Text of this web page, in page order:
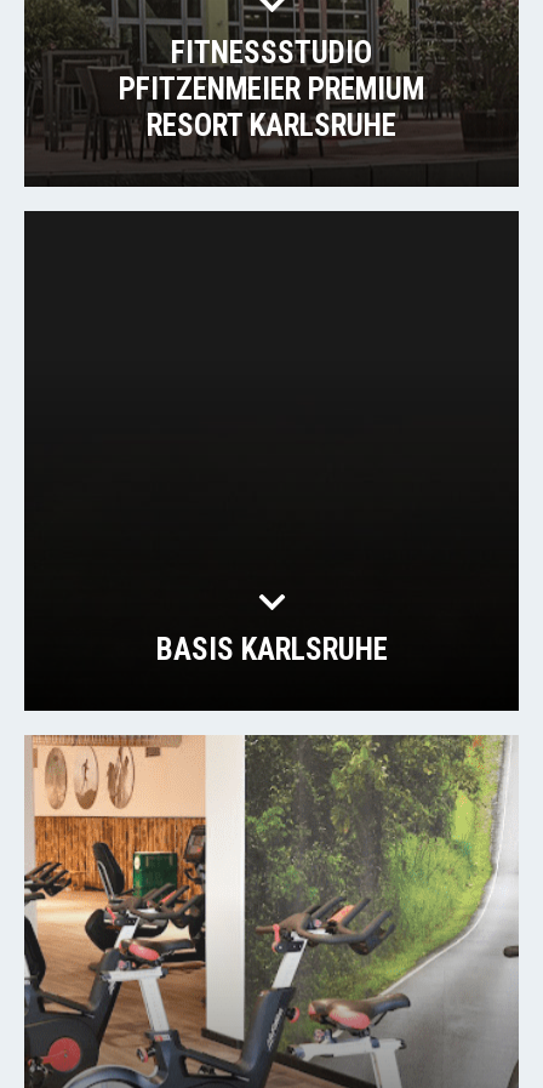
FITNESSSTUDIO
PFITZENMEIER PREMIUM
RESORT KARLSRUHE
BASIS KARLSRUHE